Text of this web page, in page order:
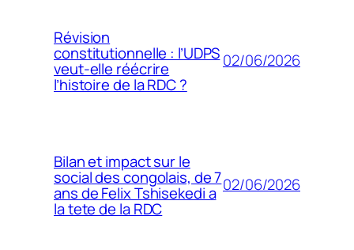
Révision
constitutionnelle : l’UDPS
veut-elle réécrire
l’histoire de la RDC ?
02/06/2026
Bilan et impact sur le
social des congolais, de 7
ans de Felix Tshisekedi a
la tete de la RDC
02/06/2026